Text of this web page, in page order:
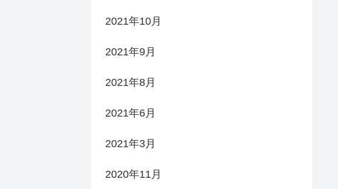
2021年10月
2021年9月
2021年8月
2021年6月
2021年3月
2020年11月